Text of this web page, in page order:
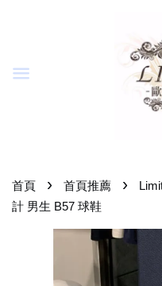
首頁 › 首頁推薦 ›
計 男生 B57 球鞋